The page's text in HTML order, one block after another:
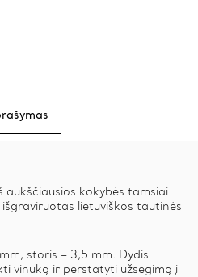
aukščiausios kokybės tamsiai
lietuviškos tautinės
storis – 3,5 mm. Dydis
vinuką ir perstatyti užsegimą į